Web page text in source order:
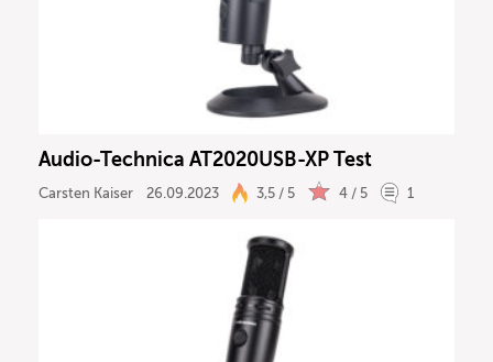
Audio-Technica AT2020USB-XP Test
Carsten Kaiser 26.09.2023 3,5 / 5 4 / 5 1